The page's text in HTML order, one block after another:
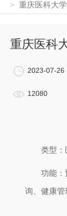
重庆医科大
重庆医科
2023-07-26
12080
类型：
功能：
询、健康